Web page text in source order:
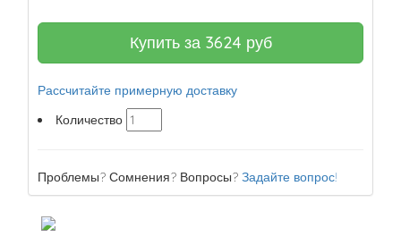
Купить за 3624 руб
Рассчитайте примерную доставку
Количество
Проблемы? Сомнения? Вопросы? Задайте вопрос!